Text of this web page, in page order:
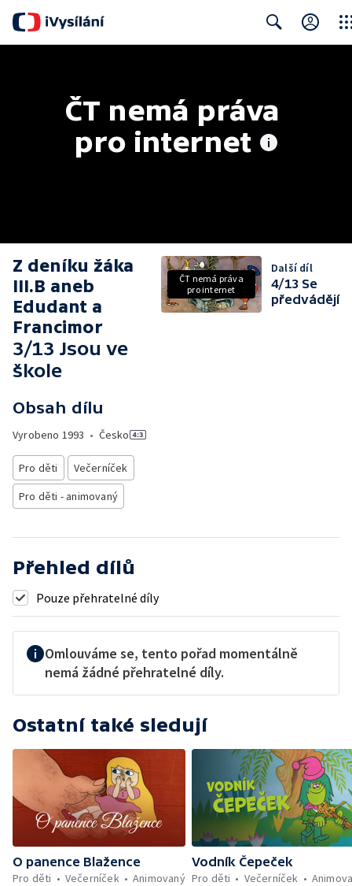
ČT nemá práva
pro internet
Z deníku žáka
III.B aneb
Edudant a
Francimor
3/13 Jsou ve
škole
Obsah dílu
Vyrobeno 1993 • Česko
Pro děti
Večerníček
Pro děti - animovaný
ČT nemá práva
pro internet
Další díl
4/13 Se
předvádějí
Přehled dílů
Pouze přehratelné díly
Omlouváme se, tento pořad momentálně
nemá žádné přehratelné díly.
Ostatní také sledují
O panence Blažence
Pro děti
Večerníček Animovaný
Vodník Čepeček
Pro děti
Večerníček